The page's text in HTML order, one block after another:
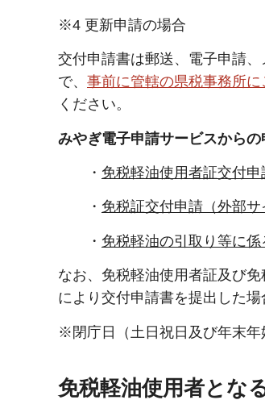
※4 更新申請の場合
交付申請書は郵送、電子申請
で、 事前に管轄の県税事務所
ください。
みやぎ電子申請サービスからの
・ 免税軽油使用者証交付
・ 免税証交付申請（外部サ
・ 免税軽油の引取り等に
なお、免税軽油使用者証及び免
により交付申請書を提出した
※閉庁日（土日祝日及び年末年
免税軽油使用者とな